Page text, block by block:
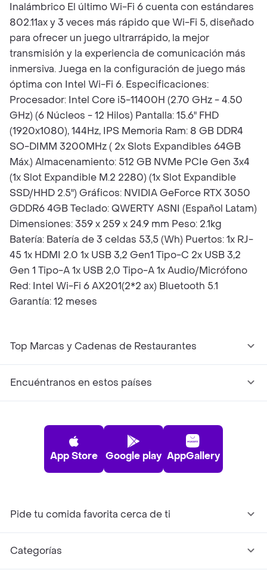
Inalámbrico El último Wi-Fi 6 cuenta con estándares
802.11ax y 3 veces más rápido que Wi-Fi 5, diseñado
para ofrecer un juego ultrarrápido, la mejor
transmisión y la experiencia de comunicación más
inmersiva. Juega en la configuración de juego más
óptima con Intel Wi-Fi 6. Especificaciones:
Procesador: Intel Core i5-11400H (2.70 GHz - 4.50
GHz) (6 Núcleos - 12 Hilos) Pantalla: 15.6" FHD
(1920x1080), 144Hz, IPS Memoria Ram: 8 GB DDR4
SO-DIMM 3200MHz ( 2x Slots Expandibles 64GB
Máx.) Almacenamiento: 512 GB NVMe PCIe Gen 3x4
(1x Slot Expandible M.2 2280) (1x Slot Expandible
SSD/HHD 2.5") Gráficos: NVIDIA GeForce RTX 3050
GDDR6 4GB Teclado: QWERTY ASNI (Español Latam)
Dimensiones: 359 x 259 x 24.9 mm Peso: 2.1kg
Batería: Batería de 3 celdas 53,5 (Wh) Puertos: 1x RJ-
45 1x HDMI 2.0 1x USB 3,2 Gen1 Tipo-C 2x USB 3,2
Gen 1 Tipo-A 1x USB 2,0 Tipo-A 1x Audio/Micrófono
Red: Intel Wi-Fi 6 AX201(2*2 ax) Bluetooth 5.1
Garantía: 12 meses
Top Marcas y Cadenas de Restaurantes
Encuéntranos en estos países
App Store Google play AppGallery
Pide tu comida favorita cerca de ti
Categorías